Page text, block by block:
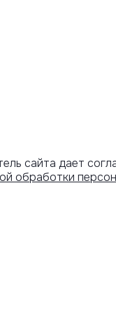
сайта дает
обработки